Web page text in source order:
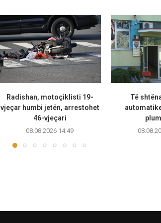
Radishan, motoçiklisti 19-
vjeçar humbi jetën, arrestohet
46-vjeçari
08.08.2026 14:49
Të